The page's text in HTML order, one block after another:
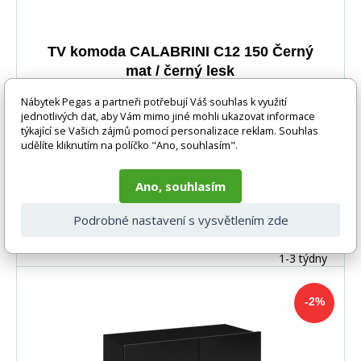
TV komoda CALABRINI C12 150 Černý
mat / černý lesk
Skříně jsou vyrobeny ze 16 mm vrstvené desky a dvířka
jsou ve vysokém lesku. Hrany jsou odolnější vůči
každodennímu používání díky použití PVC dýhy. Stěna je
vhodná pro všechny moderní a minimalistické interiéry.
Eleganci také dodává možnost LED osvětlení, které není
zahrnuto v ceně. Lze zakoupit také jednotlivě a vytvořit
komodu si můžete buď pověsit nebo nachat stát na
2 417 Kč
2 357 Kč DO KOŠÍKU
1-3 týdny
-2%
Nábytek Pegas a partneři potřebují Váš souhlas k využití
jednotlivých dat, aby Vám mimo jiné mohli ukazovat informace
týkající se Vašich zájmů pomocí personalizace reklam. Souhlas
udělíte kliknutím na políčko "Ano, souhlasím".
Ano, souhlasím
Podrobné nastavení s vysvětlením zde